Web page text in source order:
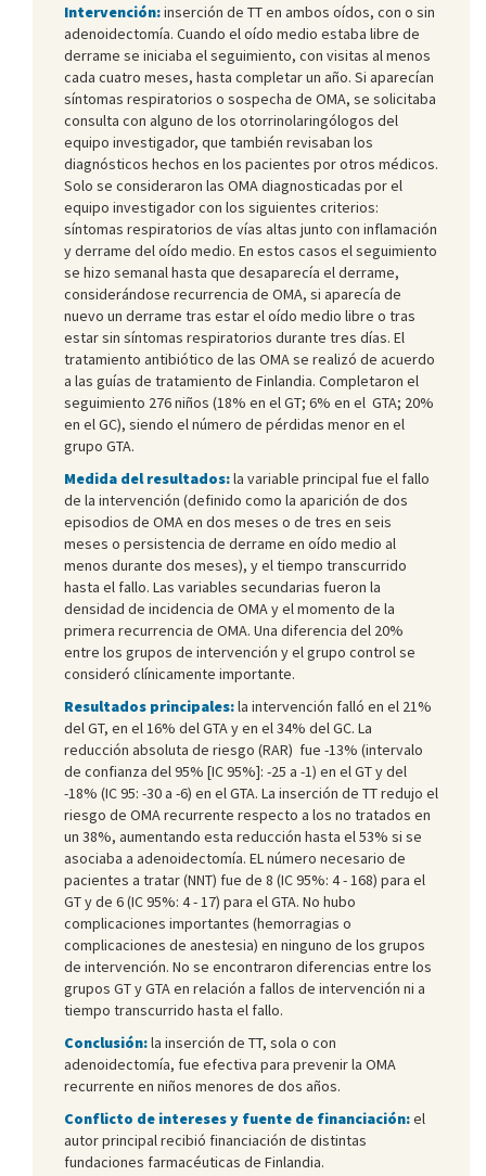
Intervención:inserción de TT en ambos oídos, con o sin
adenoidectomía. Cuando el oído medio estaba libre de
derrame se iniciaba el seguimiento, con visitas al menos
cada cuatro meses, hasta completar un año. Si aparecían
síntomas respiratorios o sospecha de OMA, se solicitaba
consulta con alguno de los otorrinolaringólogos del
equipo investigador, que también revisaban los
diagnósticos hechos en los pacientes por otros médicos.
Solo se consideraron las OMA diagnosticadas por el
equipo investigador con los siguientes criterios:
síntomas respiratorios de vías altas junto con inflamación
y derrame del oído medio. En estos casos el seguimiento
se hizo semanal hasta que desaparecía el derrame,
considerándose recurrencia de OMA, si aparecía de
nuevo un derrame tras estar el oído medio libre o tras
estar sin síntomas respiratorios durante tres días. El
tratamiento antibiótico de las OMA se realizó de acuerdo
a las guías de tratamiento de Finlandia. Completaron el
seguimiento 276 niños (18% en el GT; 6% en el GTA; 20%
en el GC), siendo el número de pérdidas menor en el
grupo GTA.
Medida del resultados:la variable principal fue el fallo
de la intervención (definido como la aparición de dos
episodios de OMA en dos meses o de tres en seis
meses o persistencia de derrame en oído medio al
menos durante dos meses), y el tiempo transcurrido
hasta el fallo. Las variables secundarias fueron la
densidad de incidencia de OMA y el momento de la
primera recurrencia de OMA. Una diferencia del 20%
entre los grupos de intervención y el grupo control se
consideró clínicamente importante.
Resultados principales:la intervención falló en el 21%
del GT, en el 16% del GTA y en el 34% del GC. La
reducción absoluta de riesgo (RAR) fue -13% (intervalo
de confianza del 95% [IC 95%]: -25 a -1) en el GT y del
-18% (IC 95: -30 a -6) en el GTA. La inserción de TT redujo el
riesgo de OMA recurrente respecto a los no tratados en
un 38%, aumentando esta reducción hasta el 53% si se
asociaba a adenoidectomía. EL número necesario de
pacientes a tratar (NNT) fue de 8 (IC 95%: 4 - 168) para el
GT y de 6 (IC 95%: 4 - 17) para el GTA. No hubo
complicaciones importantes (hemorragias o
complicaciones de anestesia) en ninguno de los grupos
de intervención. No se encontraron diferencias entre los
grupos GT y GTA en relación a fallos de intervención ni a
tiempo transcurrido hasta el fallo.
Conclusión:la inserción de TT, sola o con
adenoidectomía, fue efectiva para prevenir la OMA
recurrente en niños menores de dos años.
Conflicto de intereses y fuente de financiación:el
autor principal recibió financiación de distintas
fundaciones farmacéuticas de Finlandia.